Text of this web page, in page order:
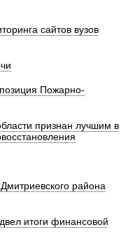
сайтов вузов
Пожарно-
признан лучшим в
района
итоги финансовой